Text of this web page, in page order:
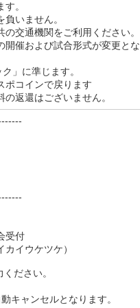
。
いません。
交通機関をご利用ください。
開催および試合形式が変更とな
」に準じます。
ポコインで戻ります
返還はございません。
受付
ウケツケ）
ださい。
キャンセルとなります。